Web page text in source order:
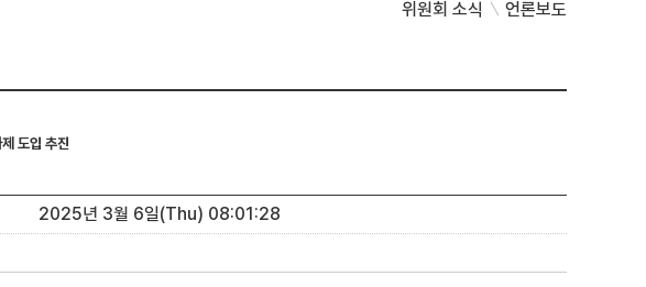
위원회 소식 언론보도
도입 추진
2025년 3월 6일(Thu) 08:01:28